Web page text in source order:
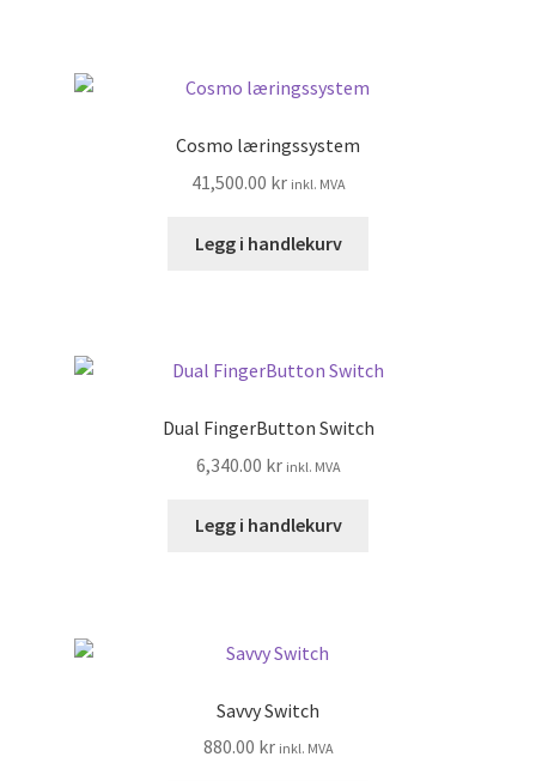
Cosmo læringssystem
41,500.00 kr inkl. MVA
Legg i handlekurv
Dual FingerButton Switch
6,340.00 kr inkl. MVA
Legg i handlekurv
Savvy Switch
880.00 kr inkl. MVA